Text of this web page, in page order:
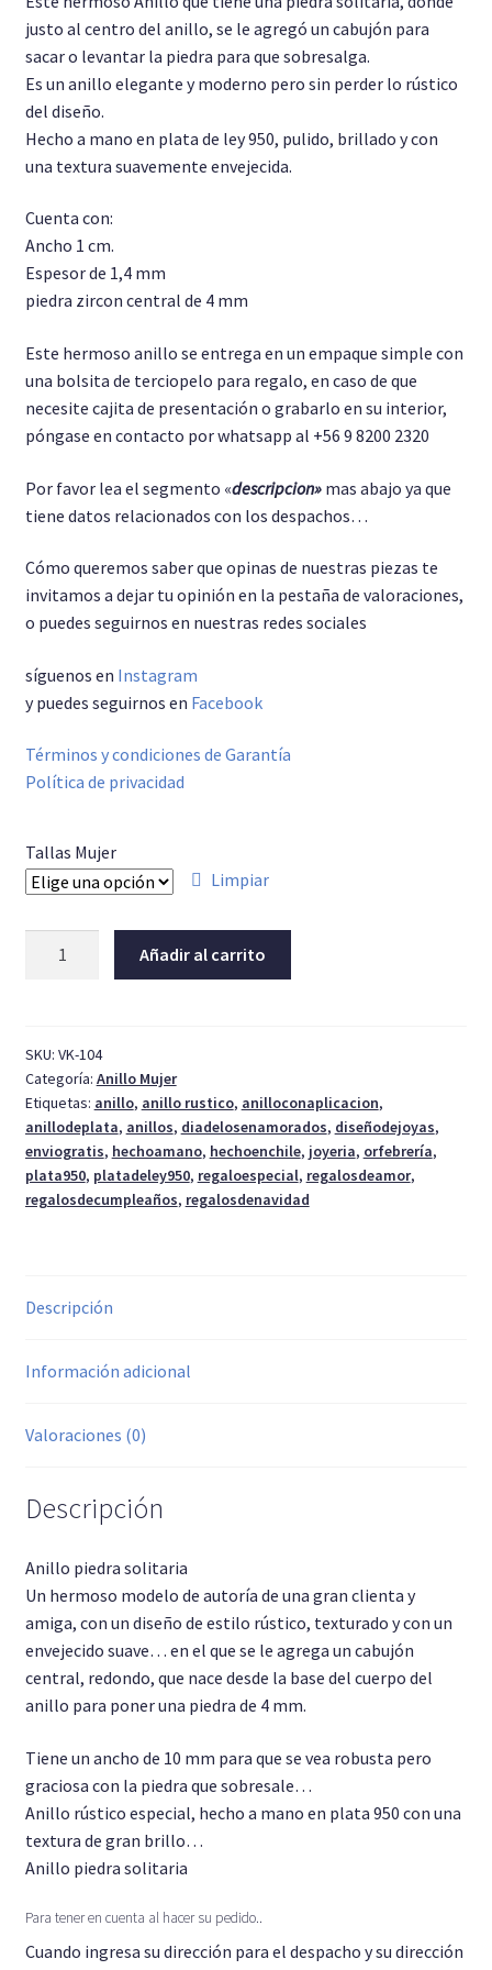
Pulseras
Anillo Unisex
Cadenas
justo al centro del anillo, se le agregó un cabujón para
sacar o levantar la piedra para que sobresalga.
Es un anillo elegante y moderno pero sin perder lo rústico
del diseño.
Hecho a mano en plata de ley 950, pulido, brillado y con
una textura suavemente envejecida.
Cuenta con:
Ancho 1 cm.
Espesor de 1,4 mm
piedra zircon central de 4 mm
Este hermoso anillo se entrega en un empaque simple con
una bolsita de terciopelo para regalo, en caso de que
necesite cajita de presentación o grabarlo en su interior,
póngase en contacto por whatsapp al +56 9 8200 2320
Por favor lea el segmento «descripcion»mas abajo ya que
tiene datos relacionados con los despachos…
Cómo queremos saber que opinas de nuestras piezas te
invitamos a dejar tu opinión en la pestaña de valoraciones,
o puedes seguirnos en nuestras redes sociales
síguenos en Instagram
y puedes seguirnos en Facebook
Términos y condiciones de Garantía
Política de privacidad
Tallas Mujer
Limpiar
Añadir al carrito
SKU: VK-104
Categoría: Anillo Mujer
Etiquetas: anillo, anillo rustico, anilloconaplicacion,
anillodeplata, anillos, diadelosenamorados, diseñodejoyas,
enviogratis, hechoamano, hechoenchile, joyeria, orfebrería,
plata950, platadeley950, regaloespecial, regalosdeamor,
regalosdecumpleaños, regalosdenavidad
Descripción
Información adicional
Valoraciones (0)
Descripción
Anillo piedra solitaria
Un hermoso modelo de autoría de una gran clienta y
amiga, con un diseño de estilo rústico, texturado y con un
envejecido suave… en el que se le agrega un cabujón
central, redondo, que nace desde la base del cuerpo del
anillo para poner una piedra de 4 mm.
Tiene un ancho de 10 mm para que se vea robusta pero
graciosa con la piedra que sobresale…
Anillo rústico especial, hecho a mano en plata 950 con una
textura de gran brillo…
Anillo piedra solitaria
Para tener en cuenta al hacer su pedido..
Cuando ingresa su dirección para el despacho y su dirección